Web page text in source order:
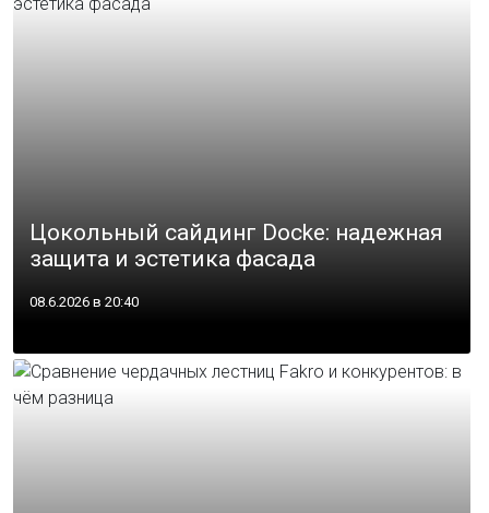
Цокольный сайдинг Docke: надежная
защита и эстетика фасада
08.6.2026 в 20:40